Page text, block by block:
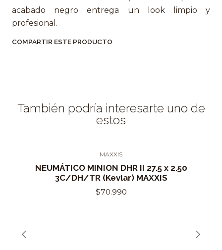
acabado negro entrega un look limpio y
profesional.
COMPARTIR ESTE PRODUCTO
También podría interesarte uno de
estos
MAXXIS
NEUMÁTICO MINION DHR II 27.5 x 2.50
3C/DH/TR (Kevlar) MAXXIS
$70.990